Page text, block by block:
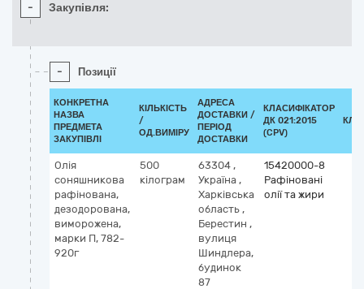
- Закупівля:
- Позиції
КОНКРЕТНА
НАЗВА
ПРЕДМЕТА
ЗАКУПІВЛІ
КІЛЬКІСТЬ
/
ОД.ВИМІРУ
АДРЕСА
ДОСТАВКИ /
ПЕРІОД
ДОСТАВКИ
КЛАСИФІКАТОР
ДК 021:2015
(CPV)
Олія
соняшникова
рафінована,
дезодорована,
виморожена,
марки П, 782-
920г
500
кілограм
63304 ,
Україна ,
Харківська
область ,
Берестин ,
вулиця
Шиндлера,
будинок
87
15420000-8
Рафіновані
олії та жири